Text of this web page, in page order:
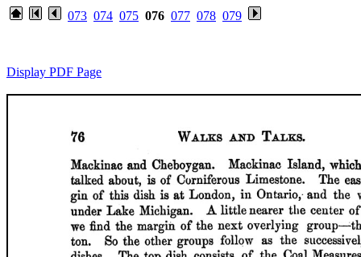
073 074 075 076 077 078 079
Display PDF Page